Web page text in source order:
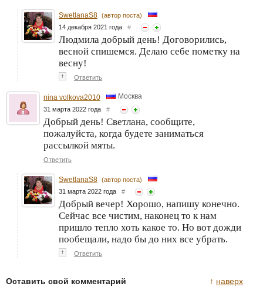
SwetlanaS8 (автор поста)
14 декабря 2021 года #
Людмила добрый день! Договорились,
весной спишемся. Делаю себе пометку на
весну!
↑ Ответить
nina volkova2010 Москва
31 марта 2022 года #
Добрый день! Светлана, сообщите,
пожалуйста, когда будете заниматься
рассылкой мяты.
Ответить
SwetlanaS8 (автор поста)
31 марта 2022 года #
Добрый вечер! Хорошо, напишу конечно.
Сейчас все чистим, наконец то к нам
пришло тепло хоть какое то. Но вот дожди
пообещали, надо бы до них все убрать.
↑ Ответить
↑ наверх
Оставить свой комментарий